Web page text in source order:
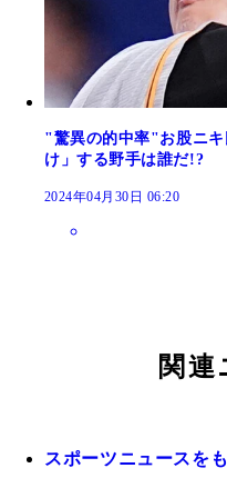
"驚異の的中率"お股ニ
け」する野手は誰だ!?
2024年04月30日 06:20
関連
スポーツニュースを